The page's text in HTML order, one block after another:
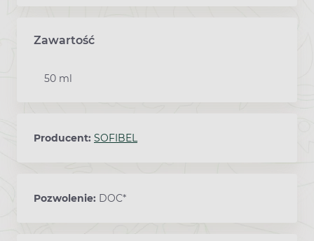
Zawartość
50 ml
Producent: SOFIBEL
Pozwolenie: DOC*